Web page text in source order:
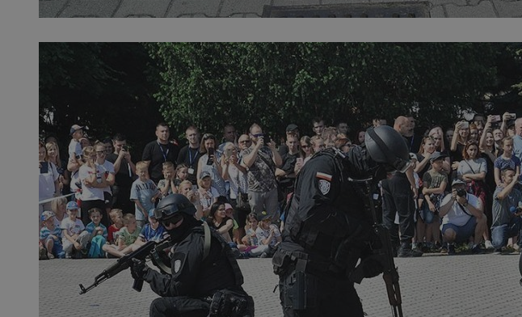
MvSessID
zabrze.com.pl 1
Cloudflare
__cf_bm
Cloudflare
Inc.
.twitter.com
29
CookieScriptConsent
CookieScript
zabrze.com.pl
4
VISITOR_PRIVACY_METADATA
YouTube
.youtube.com
5
Google Privacy Policy